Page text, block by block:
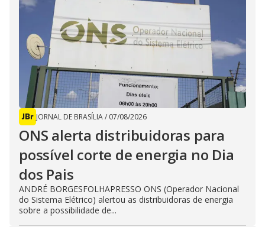
JORNAL DE BRASÍLIA/ 07/08/2026
ONS alerta distribuidoras para
possível corte de energia no Dia
dos Pais
ANDRÉ BORGESFOLHAPRESSO ONS (Operador Nacional
do Sistema Elétrico) alertou as distribuidoras de energia
sobre a possibilidade de...